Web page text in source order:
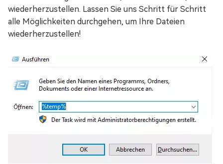
wiederherzustellen. Lassen Sie uns Schritt für Schritt
alle Möglichkeiten durchgehen, um Ihre Dateien
wiederherzustellen!